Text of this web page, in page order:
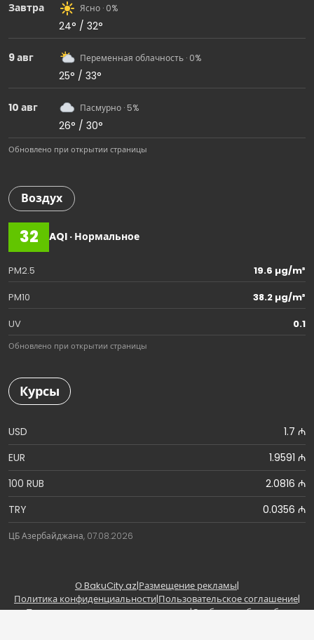
Завтра Ясно · 0%
24° / 32°
9 авг Переменная облачность · 0%
25° / 33°
10 авг Пасмурно · 5%
26° / 30°
Обновлено при открытии страницы
Воздух
32 AQI · Нормальное
PM2.5
19.6 µg/m³
PM10
38.2 µg/m³
UV
0.1
Обновлено при открытии страницы
Курсы
USD
1.7 ₼
EUR
1.9591 ₼
100 RUB
2.0816 ₼
TRY
0.0356 ₼
ЦБ Азербайджана, 07.08.2026
О BakuCity.az|Размещение рекламы|
Политика конфиденциальности|Пользовательское соглашение|
Правила использования материалов|Сообщить об ошибке